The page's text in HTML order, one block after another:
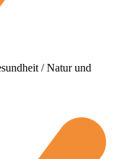
/ Natur und